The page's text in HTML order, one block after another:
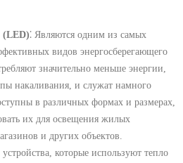
(LED)⁚ Являются одним из самых
видов энергосберегающего
значительно меньше энергии,
накаливания, и служат намного
в различных формах и размерах,
их для освещения жилых
и других объектов.
устройства, которые используют тепло